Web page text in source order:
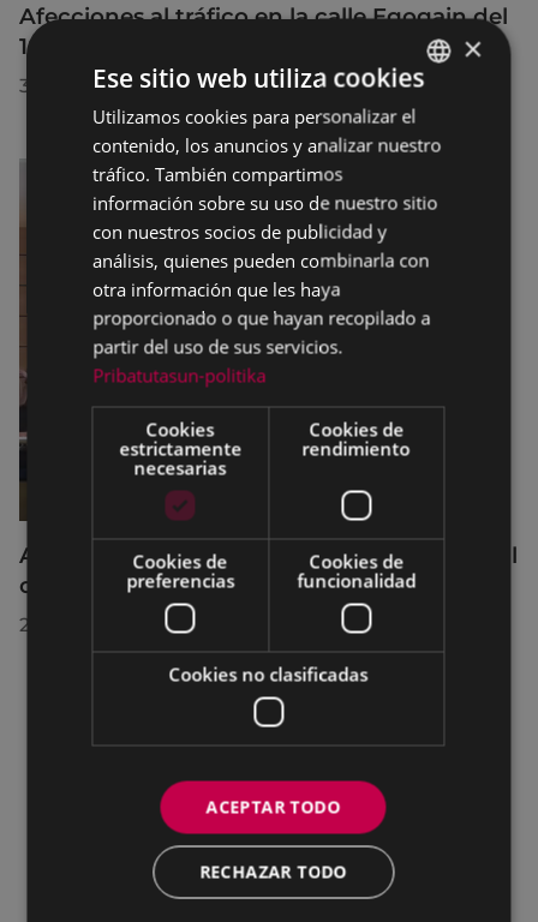
Afecciones al tráfico en la calle Egogain del
10 al 23 de agosto, por motivo de obras
30/07/2026
Acuerdos adoptados por el Pleno Municipal
celebrado el 27 de julio de 2026
28/07/2026
BASQUE
SPANISH
×
Ese sitio web utiliza cookies
Utilizamos cookies para personalizar el
contenido, los anuncios y analizar nuestro
tráfico. También compartimos
información sobre su uso de nuestro sitio
con nuestros socios de publicidad y
análisis, quienes pueden combinarla con
otra información que les haya
proporcionado o que hayan recopilado a
partir del uso de sus servicios.
Pribatutasun-politika
Cookies
estrictamente
necesarias
Cookies de
rendimiento
Cookies de
preferencias
Cookies de
funcionalidad
Cookies no clasificadas
ACEPTAR TODO
RECHAZAR TODO